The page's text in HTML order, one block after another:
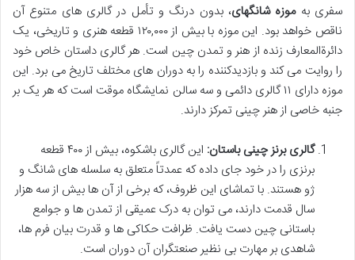
سفری بهموزه شانگهای، بدون درنگ و تأمل در گالری های متنوع آن
ناقص خواهد بود. این موزه با بیش از ۱۲۰,۰۰۰ قطعه هنری و تاریخی، یک
دائرةالمعارف زنده از هنر و تمدن چین است. هر گالری داستان خاص خود
را روایت می کند و بازدیدکننده را به دوران های مختلف تاریخ می برد. این
موزه دارای ۱۱ گالری دائمی و سه سالن نمایشگاه موقت است که هر یک بر
جنبه خاصی از هنر چینی تمرکز دارند.
گالری برنز چینی باستان:
این گالری باشکوه، بیش از ۴۰۰ قطعه
برنزی را در خود جای داده که عمدتاً متعلق به سلسله های شانگ و
ژو هستند. با تماشای این ظروف، که برخی از آن ها بیش از سه هزار
سال قدمت دارند، می توان به درک عمیقی از تمدن ها و جوامع
باستانی چین دست یافت. ظرافت حکاکی ها و قدرت بیان فرم ها،
شاهدی بر مهارت بی نظیر صنعتگران آن دوران است.